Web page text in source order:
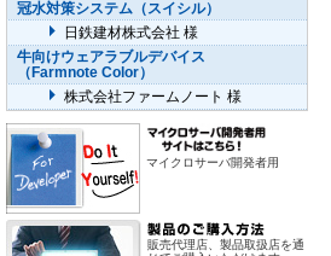
冠水対策システム（スイシル）
日鉄建材株式会社 様
牛向けウェアラブルデバイス
（Farmnote Color）
株式会社ファームノート 様
マイクロサーバ開発者用
販売代理店、製品取扱店を通